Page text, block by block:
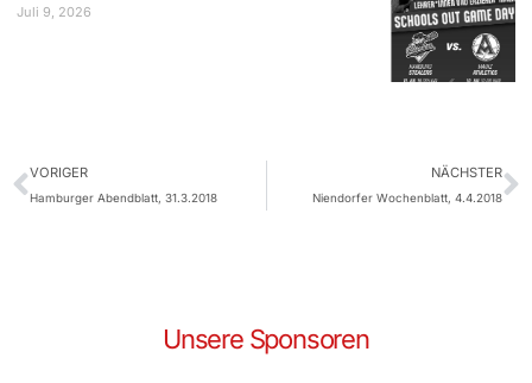
Juli 9, 2026
VORIGER
Hamburger Abendblatt, 31.3.2018
NÄCHSTER
Niendorfer Wochenblatt, 4.4.2018
Unsere Sponsoren